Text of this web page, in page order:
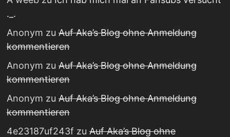
._.
Anonym zuAuf Aka’s Blog ohne Anmeldung
kommentieren
Anonym zuAuf Aka’s Blog ohne Anmeldung
kommentieren
Anonym zuAuf Aka’s Blog ohne Anmeldung
kommentieren
4e23187uf243f zuAuf Aka’s Blog ohne